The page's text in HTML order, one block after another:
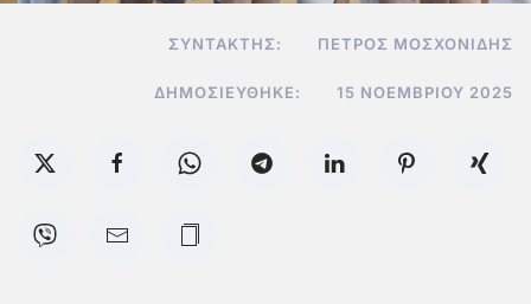
ΣΥΝΤΆΚΤΗΣ: ΠΈΤΡΟΣ ΜΟΣΧΟΝΊΔΗΣ
ΔΗΜΟΣΙΕΎΘΗΚΕ: 15 ΝΟΕΜΒΡΊΟΥ 2025